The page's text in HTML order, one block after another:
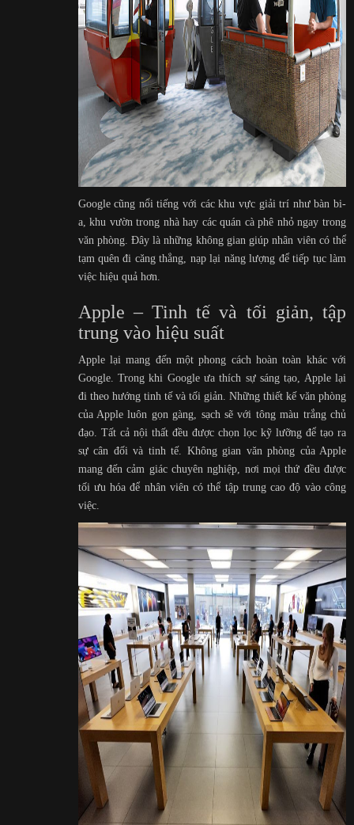
Google cũng nổi tiếng với các khu vực giải trí như bàn bi-
a, khu vườn trong nhà hay các quán cà phê nhỏ ngay trong
văn phòng. Đây là những không gian giúp nhân viên có thể
tạm quên đi căng thẳng, nạp lại năng lượng để tiếp tục làm
việc hiệu quả hơn.
Apple – Tinh tế và tối giản, tập
trung vào hiệu suất
Apple lại mang đến một phong cách hoàn toàn khác với
Google. Trong khi Google ưa thích sự sáng tạo, Apple lại
đi theo hướng tinh tế và tối giản. Những thiết kế văn phòng
của Apple luôn gọn gàng, sạch sẽ với tông màu trắng chủ
đạo. Tất cả nội thất đều được chọn lọc kỹ lưỡng để tạo ra
sự cân đối và tinh tế. Không gian văn phòng của Apple
mang đến cảm giác chuyên nghiệp, nơi mọi thứ đều được
tối ưu hóa để nhân viên có thể tập trung cao độ vào công
việc.